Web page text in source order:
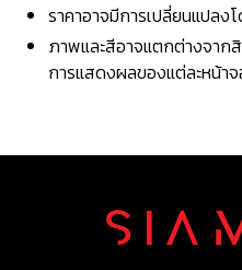
ราคาอาจมีการเปลี่ยนแปลง
ภาพและสีอาจแตกต่างจาก
การแสดงผลของแต่ละหน้า